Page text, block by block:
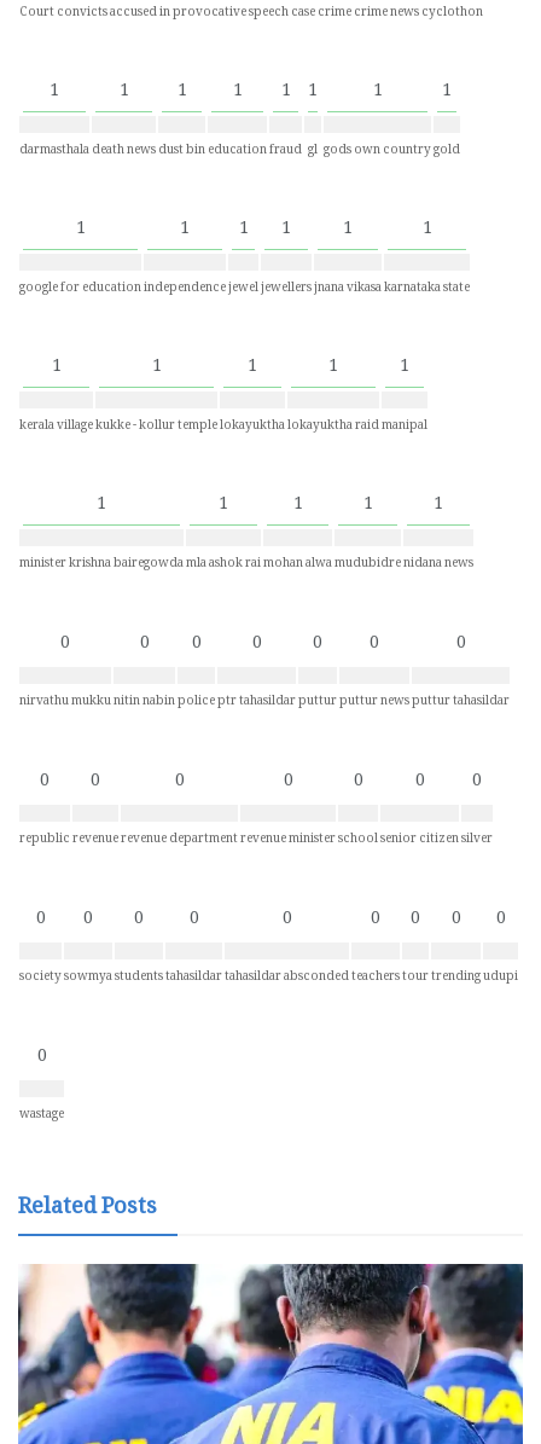
Court convicts accused in provocative speech casecrimecrime newscyclothon
1
darmasthala
1
death news
1
dust bin
1
education
1
fraud
1
gl
1
gods own country
1
gold
1
google for education
1
independence
1
jewel
1
jewellers
1
jnana vikasa
1
karnataka state
1
kerala village
1
kukke - kollur temple
1
lokayuktha
1
lokayuktha raid
1
manipal
1
minister krishna bairegowda
1
mla ashok rai
1
mohan alwa
1
mudubidre
1
nidana news
0
nirvathu mukku
0
nitin nabin
0
police
0
ptr tahasildar
0
puttur
0
puttur news
0
puttur tahasildar
0
republic
0
revenue
0
revenue department
0
revenue minister
0
school
0
senior citizen
0
silver
0
society
0
sowmya
0
students
0
tahasildar
0
tahasildar absconded
0
teachers
0
tour
0
trending
0
udupi
0
wastage
Related Posts